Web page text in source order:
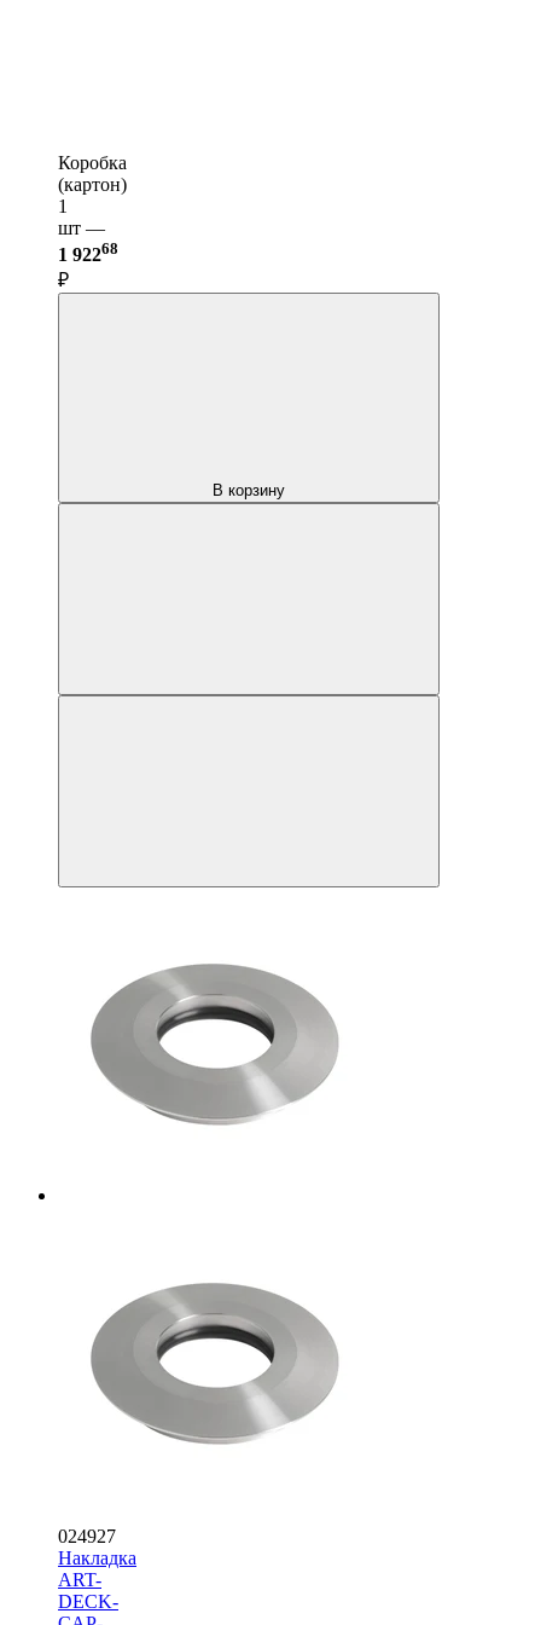
Коробка
(картон)
1
шт —
1 92268
₽
В корзину
024927
Накладка
ART-
DECK-